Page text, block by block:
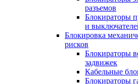
разъемов
Блокираторы
и
Блокировка
рисков
Блокираторы
задвижек
Кабельные
Блокираторы